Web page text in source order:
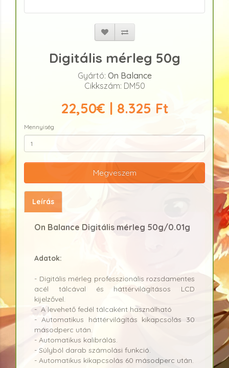
Digitális mérleg 50g
Gyártó: On Balance
Cikkszám: DM50
22,50€ | 8.325 Ft
Mennyiség
Megveszem
Leírás
On Balance Digitális mérleg 50g/0.01g
Adatok:
- Digitális mérleg professzionális rozsdamentes
acél tálcával és háttérvilágításos LCD
kijelzővel.
- A levehető fedél tálcaként használható
- Automatikus háttérvilágítás kikapcsolás 30
másodperc után.
- Automatikus kalibrálás.
- Súlyból darab számolási funkció.
- Automatikus kikapcsolás 60 másodperc után.